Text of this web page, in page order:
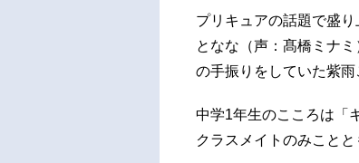
プリキュアの話題で盛
となな（声：髙橋ミナ
の手振りをしていた紫雨
中学1年生のこころは「
クラスメイトのみことと